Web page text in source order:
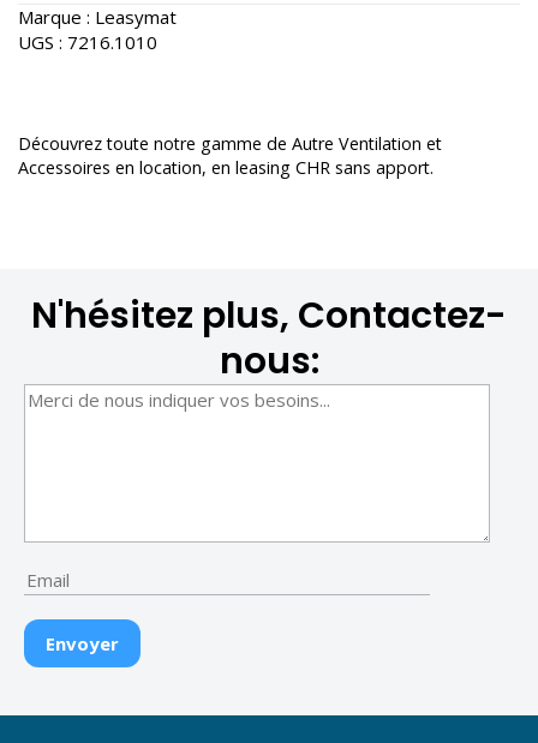
Marque : Leasymat
UGS : 7216.1010
Découvrez toute notre gamme de Autre Ventilation et
Accessoires en location, en leasing CHR sans apport.
N'hésitez plus, Contactez-
nous: